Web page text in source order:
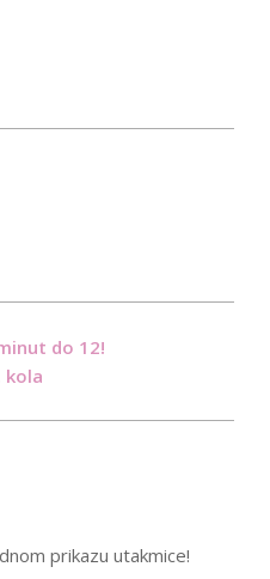
do 12!
kola
prikazu utakmice!